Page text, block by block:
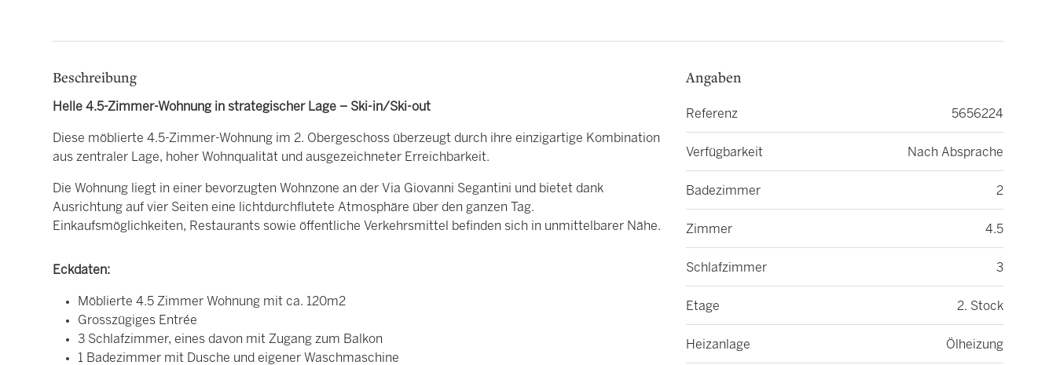
Beschreibung
Helle 4.5-Zimmer-Wohnung in strategischer Lage – Ski-in/Ski-out
Diese möblierte 4.5-Zimmer-Wohnung im 2. Obergeschoss überzeugt durch ihre einzigartige Kombination
aus zentraler Lage, hoher Wohnqualität und ausgezeichneter Erreichbarkeit.
Die Wohnung liegt in einer bevorzugten Wohnzone an der Via Giovanni Segantini und bietet dank
Ausrichtung auf vier Seiten eine lichtdurchflutete Atmosphäre über den ganzen Tag.
Einkaufsmöglichkeiten, Restaurants sowie öffentliche Verkehrsmittel befinden sich in unmittelbarer Nähe.
Eckdaten:
Möblierte 4.5 Zimmer Wohnung mit ca. 120m2
Grosszügiges Entrée
3 Schlafzimmer, eines davon mit Zugang zum Balkon
1 Badezimmer mit Dusche und eigener Waschmaschine
Angaben
Referenz 5656224
Verfügbarkeit Nach Absprache
Badezimmer 2
Zimmer 4.5
Schlafzimmer 3
Etage 2. Stock
Heizanlage Ölheizung